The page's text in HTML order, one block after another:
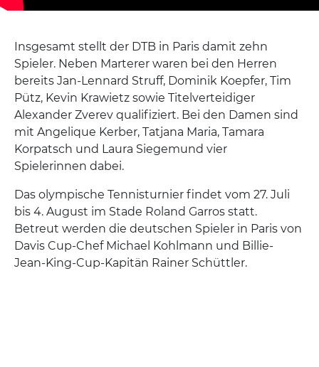
Insgesamt stellt der DTB in Paris damit zehn
Spieler. Neben Marterer waren bei den Herren
bereits Jan-Lennard Struff, Dominik Koepfer, Tim
Pütz, Kevin Krawietz sowie Titelverteidiger
Alexander Zverev qualifiziert. Bei den Damen sind
mit Angelique Kerber, Tatjana Maria, Tamara
Korpatsch und Laura Siegemund vier
Spielerinnen dabei.
Das olympische Tennisturnier findet vom 27. Juli
bis 4. August im Stade Roland Garros statt.
Betreut werden die deutschen Spieler in Paris von
Davis Cup-Chef Michael Kohlmann und Billie-
Jean-King-Cup-Kapitän Rainer Schüttler.